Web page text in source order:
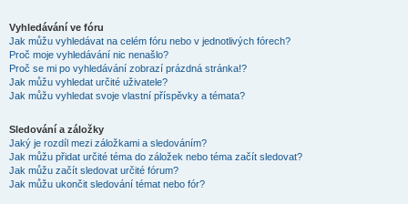
Vyhledávání ve fóru
Jak můžu vyhledávat na celém fóru nebo v jednotlivých fórech?
Proč moje vyhledávání nic nenašlo?
Proč se mi po vyhledávání zobrazí prázdná stránka!?
Jak můžu vyhledat určité uživatele?
Jak můžu vyhledat svoje vlastní příspěvky a témata?
Sledování a záložky
Jaký je rozdíl mezi záložkami a sledováním?
Jak můžu přidat určité téma do záložek nebo téma začít sledovat?
Jak můžu začít sledovat určité fórum?
Jak můžu ukončit sledování témat nebo fór?